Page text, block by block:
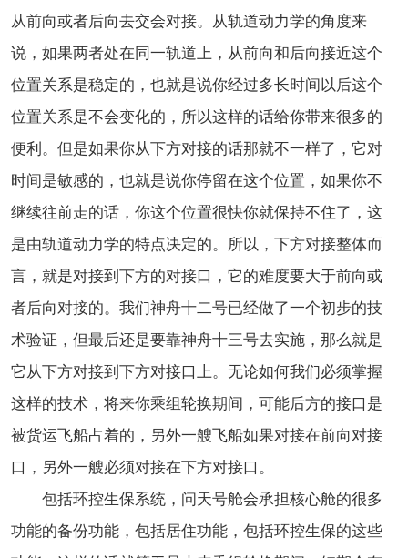
从前向或者后向去交会对接。从轨道动力学的角度来
说，如果两者处在同一轨道上，从前向和后向接近这个
位置关系是稳定的，也就是说你经过多长时间以后这个
位置关系是不会变化的，所以这样的话给你带来很多的
便利。但是如果你从下方对接的话那就不一样了，它对
时间是敏感的，也就是说你停留在这个位置，如果你不
继续往前走的话，你这个位置很快你就保持不住了，这
是由轨道动力学的特点决定的。所以，下方对接整体而
言，就是对接到下方的对接口，它的难度要大于前向或
者后向对接的。我们神舟十二号已经做了一个初步的技
术验证，但最后还是要靠神舟十三号去实施，那么就是
它从下方对接到下方对接口上。无论如何我们必须掌握
这样的技术，将来你乘组轮换期间，可能后方的接口是
被货运飞船占着的，另外一艘飞船如果对接在前向对接
口，另外一艘必须对接在下方对接口。
包括环控生保系统，问天号舱会承担核心舱的很多
功能的备份功能，包括居住功能，包括环控生保的这些